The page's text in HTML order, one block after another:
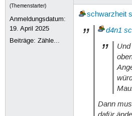
(Themenstarter)
Anmeldungsdatum:
19. April 2025
Beiträge:Zähle...
schwarzheit
d4n1
Dann